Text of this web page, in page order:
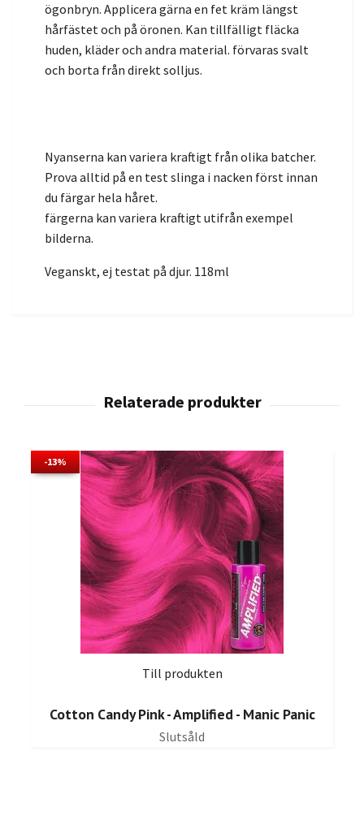
ögonbryn. Applicera gärna en fet kräm längst
hårfästet och på öronen. Kan tillfälligt fläcka
huden, kläder och andra material. förvaras svalt
och borta från direkt solljus.
Nyanserna kan variera kraftigt från olika batcher.
Prova alltid på en test slinga i nacken först innan
du färgar hela håret.
färgerna kan variera kraftigt utifrån exempel
bilderna.
Veganskt, ej testat på djur. 118ml
-13%
Till produkten
Cotton Candy Pink - Amplified - Manic Panic
Slutsåld